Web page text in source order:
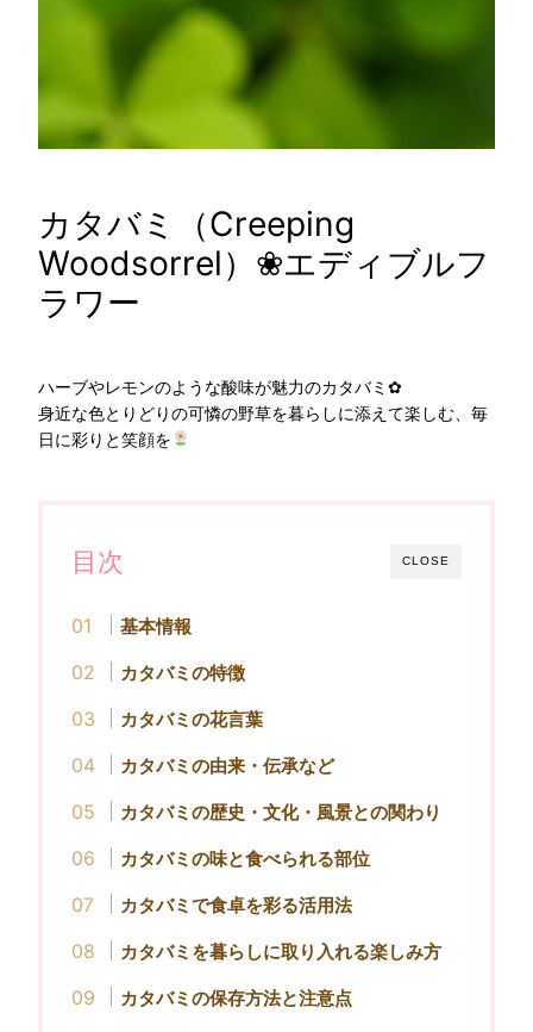
カタバミ（Creeping
Woodsorrel）❀エディブルフ
ラワー
ハーブやレモンのような酸味が魅力のカタバミ✿
身近な色とりどりの可憐の野草を暮らしに添えて楽しむ、毎
日に彩りと笑顔を
CLOSE
目次
基本情報
カタバミの特徴
カタバミの花言葉
カタバミの由来・伝承など
カタバミの歴史・文化・風景との関わり
カタバミの味と食べられる部位
カタバミで食卓を彩る活用法
カタバミを暮らしに取り入れる楽しみ方
カタバミの保存方法と注意点